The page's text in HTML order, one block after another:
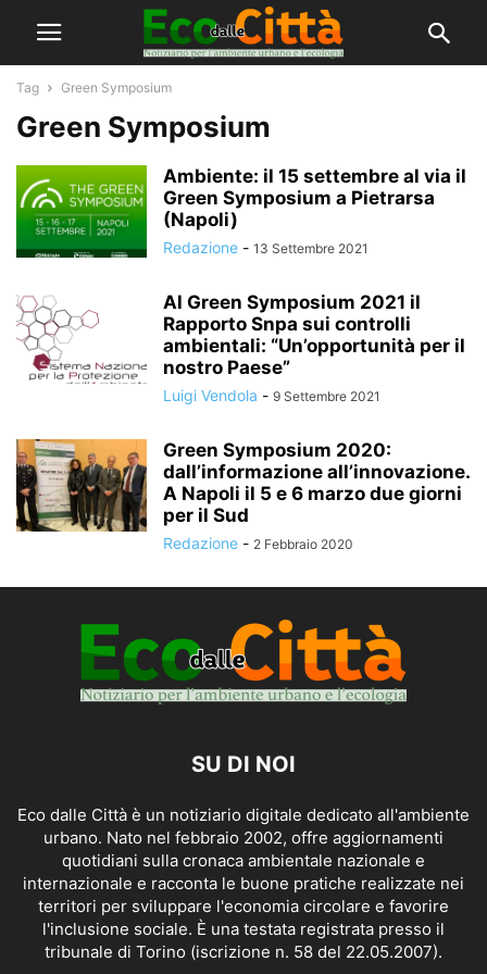
Tag Green Symposium
Green Symposium
Ambiente: il 15 settembre al via il
Green Symposium a Pietrarsa
(Napoli)
Redazione - 13 Settembre 2021
Al Green Symposium 2021 il
Rapporto Snpa sui controlli
ambientali: “Un’opportunità per il
nostro Paese”
Luigi Vendola - 9 Settembre 2021
Green Symposium 2020:
dall’informazione all’innovazione.
A Napoli il 5 e 6 marzo due giorni
per il Sud
Redazione - 2 Febbraio 2020
SU DI NOI
Eco dalle Città è un notiziario digitale dedicato all'ambiente
urbano. Nato nel febbraio 2002, offre aggiornamenti
quotidiani sulla cronaca ambientale nazionale e
internazionale e racconta le buone pratiche realizzate nei
territori per sviluppare l'economia circolare e favorire
l'inclusione sociale. È una testata registrata presso il
tribunale di Torino (iscrizione n. 58 del 22.05.2007).